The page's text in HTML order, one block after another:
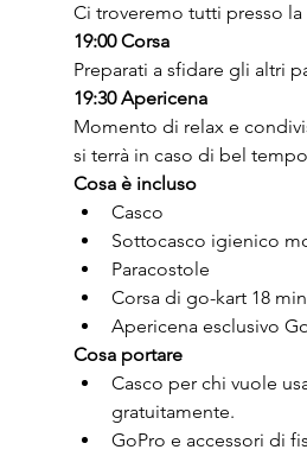
Ci troveremo tutti presso
19:00 Corsa
Preparati a sfidare gli altri
19:30 Apericena
Momento di relax e
si terrà in caso di bel
Cosa è incluso
Casco
Sottocasco igienico
Paracostole
Corsa di go-kart 18
Apericena esclusivo
Cosa portare
Casco per chi vuole
gratuitamente.
GoPro e accessori di